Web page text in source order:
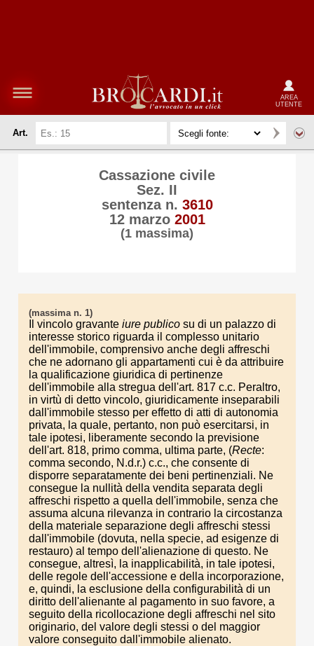
AREA
UTENTE
Art.
Cassazione civile
Sez. II
sentenza n. 3610
12 marzo 2001
(1 massima)
(massima n. 1)
Il vincolo gravante iure publico su di un palazzo di
interesse storico riguarda il complesso unitario
dell'immobile, comprensivo anche degli affreschi
che ne adornano gli appartamenti cui è da attribuire
la qualificazione giuridica di pertinenze
dell'immobile alla stregua dell'art. 817 c.c. Peraltro,
in virtù di detto vincolo, giuridicamente inseparabili
dall'immobile stesso per effetto di atti di autonomia
privata, la quale, pertanto, non può esercitarsi, in
tale ipotesi, liberamente secondo la previsione
dell'art. 818, primo comma, ultima parte, (Recte:
comma secondo, N.d.r.) c.c., che consente di
disporre separatamente dei beni pertinenziali. Ne
consegue la nullità della vendita separata degli
affreschi rispetto a quella dell'immobile, senza che
assuma alcuna rilevanza in contrario la circostanza
della materiale separazione degli affreschi stessi
dall'immobile (dovuta, nella specie, ad esigenze di
restauro) al tempo dell'alienazione di questo. Ne
consegue, altresì, la inapplicabilità, in tale ipotesi,
delle regole dell'accessione e della incorporazione,
e, quindi, la esclusione della configurabilità di un
diritto dell'alienante al pagamento in suo favore, a
seguito della ricollocazione degli affreschi nel sito
originario, del valore degli stessi o del maggior
valore conseguito dall'immobile alienato.